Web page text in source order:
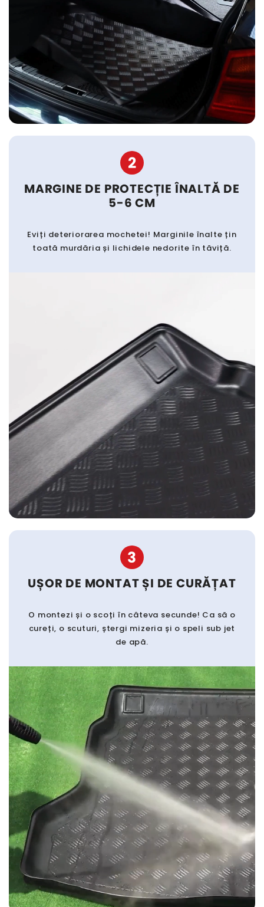
2
MARGINE DE PROTECȚIE ÎNALTĂ DE
5-6 CM
Eviți deteriorarea mochetei! Marginile înalte țin
toată murdăria și lichidele nedorite în tăviță.
3
UȘOR DE MONTAT ȘI DE CURĂȚAT
O montezi și o scoți în câteva secunde! Ca să o
cureți, o scuturi, ștergi mizeria și o speli sub jet
de apă.